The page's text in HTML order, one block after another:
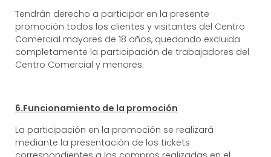
Tendrán derecho a participar en la presente
promoción todos los clientes y visitantes del Centro
Comercial mayores de 18 años, quedando excluida
completamente la participación de trabajadores del
Centro Comercial y menores.
6.Funcionamiento de la promoción
La participación en la promoción se realizará
mediante la presentación de los tickets